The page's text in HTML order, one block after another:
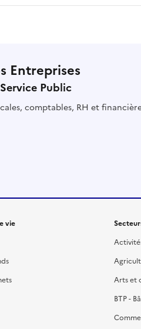
Entreprises
Service Public
comptables, RH et
vie
Arts et
BTP -